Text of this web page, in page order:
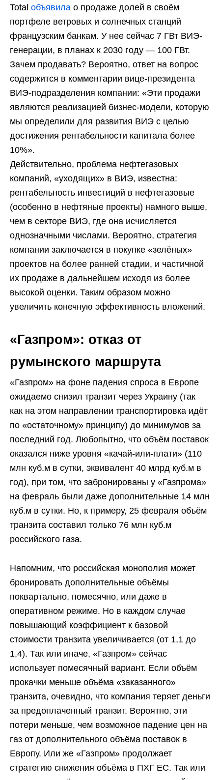
Total объявила о продаже долей в своём
портфеле ветровых и солнечных станций
французским банкам. У нее сейчас 7 ГВт ВИЭ-
генерации, в планах к 2030 году — 100 ГВт.
Зачем продавать? Вероятно, ответ на вопрос
содержится в комментарии вице-президента
ВИЭ-подразделения компании: «Эти продажи
являются реализацией бизнес-модели, которую
мы определили для развития ВИЭ с целью
достижения рентабельности капитала более
10%».
Действительно, проблема нефтегазовых
компаний, «уходящих» в ВИЭ, известна:
рентабельность инвестиций в нефтегазовые
(особенно в нефтяные проекты) намного выше,
чем в секторе ВИЭ, где она исчисляется
однозначными числами. Вероятно, стратегия
компании заключается в покупке «зелёных»
проектов на более ранней стадии, и частичной
их продаже в дальнейшем исходя из более
высокой оценки. Таким образом можно
увеличить конечную эффективность вложений.
«Газпром»: отказ от
румынского маршрута
«Газпром» на фоне падения спроса в Европе
ожидаемо снизил транзит через Украину (так
как на этом направлении транспортировка идёт
по «остаточному» принципу) до минимумов за
последний год. Любопытно, что объём поставок
оказался ниже уровня «качай-или-плати» (110
млн куб.м в сутки, эквивалент 40 млрд куб.м в
год), при том, что забронированы у «Газпрома»
на февраль были даже дополнительные 14 млн
куб.м в сутки. Но, к примеру, 25 февраля объём
транзита составил только 76 млн куб.м
российского газа.
Напомним, что российская монополия может
бронировать дополнительные объёмы
поквартально, помесячно, или даже в
оперативном режиме. Но в каждом случае
повышающий коэффициент к базовой
стоимости транзита увеличивается (от 1,1 до
1,4). Так или иначе, «Газпром» сейчас
использует помесячный вариант. Если объём
прокачки меньше объёма «заказанного»
транзита, очевидно, что компания теряет деньги
за предоплаченный транзит. Вероятно, эти
потери меньше, чем возможное падение цен на
газ от дополнительного объёма поставок в
Европу. Или же «Газпром» продолжает
стратегию снижения объёма в ПХГ ЕС. Так или